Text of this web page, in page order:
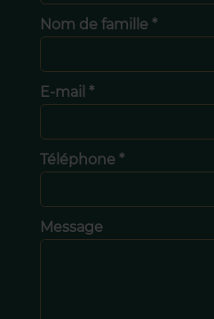
Nom de famille *
E-mail *
Téléphone *
Message